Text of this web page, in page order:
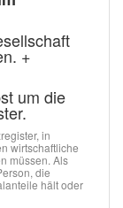
+
um die
in
wirtschaftliche
müssen. Als
die
hält oder